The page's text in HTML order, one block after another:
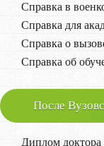
Справка в
Справка для
Справка о
Справка об
После
Диплом доктора